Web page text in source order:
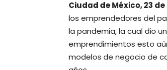
Ciudad de México, 23
los emprendedores del
la pandemia, la cual dio
emprendimientos esto
modelos de negocio de